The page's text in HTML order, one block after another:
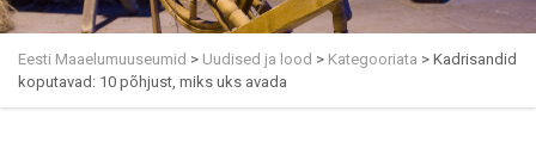
Eesti Maaelumuuseumid > Uudised ja lood > Kategooriata > Kadrisandid
koputavad: 10 põhjust, miks uks avada